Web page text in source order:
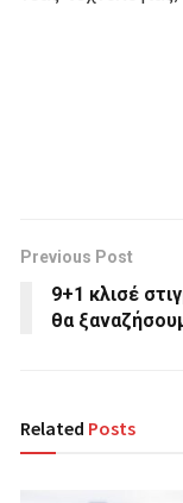
Previous Post
9+1 κλισέ
θα
Related Posts